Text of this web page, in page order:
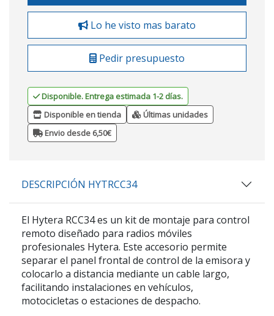
Lo he visto mas barato
Pedir presupuesto
Disponible. Entrega estimada 1-2 días.
Disponible en tienda
Últimas unidades
Envio desde 6,50€
DESCRIPCIÓN HYTRCC34
El Hytera RCC34es un kit de montaje para control
remoto diseñado para radios móviles
profesionales Hytera. Este accesorio permite
separar el panel frontal de control de la emisora y
colocarlo a distancia mediante un cable largo,
facilitando instalaciones en vehículos,
motocicletas o estaciones de despacho.